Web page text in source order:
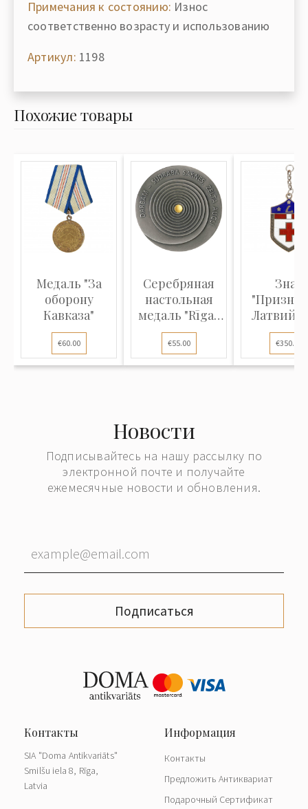
Примечания к состоянию: Износ
соответственно возрасту и использованию
Артикул: 1198
Похожие товары
Медаль "За
оборону
Кавказа"
€60.00
Серебряная
настольная
медаль "Rīgas
Satiksme...
€55.00
Знак
крест,
€350.00
Новости
Подписывайтесь на нашу рассылку по
электронной почте и получайте
ежемесячные новости и обновления.
Подписаться
SIA "Doma Antikvariāts"
Smilšu iela 8, Rīga,
Latvia
Контакты
Предложить Антиквариат
Подарочный Сертификат